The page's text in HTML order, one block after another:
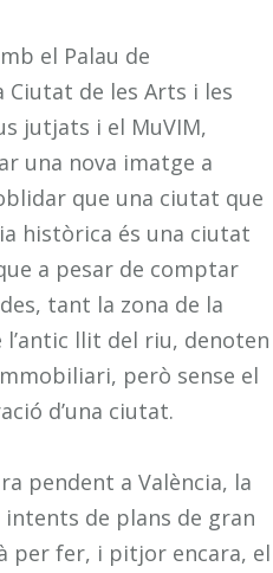
el Palau de
Ciutat de les Arts i les
jutjats i el MuVIM,
una nova imatge a
que una ciutat que
històrica és una ciutat
a pesar de comptar
tant la zona de la
l’antic llit del riu, denoten
però sense el
d’una ciutat.
pendent a València, la
de plans de gran
per fer, i pitjor encara, el